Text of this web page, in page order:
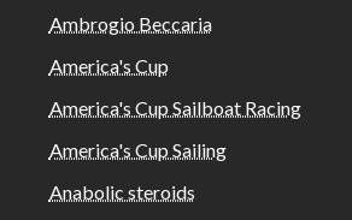
Ambrogio Beccaria
America's Cup
America's Cup Sailboat Racing
America's Cup Sailing
Anabolic steroids